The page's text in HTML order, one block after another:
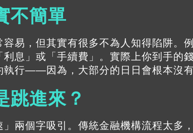
不簡單
易，但其實有很多不為人知得陷阱。
息」或「手續費」。實際上你到手的
行——因為，大部分的日日會根本沒有
跳進來？
兩個字吸引。傳統金融機構流程太多